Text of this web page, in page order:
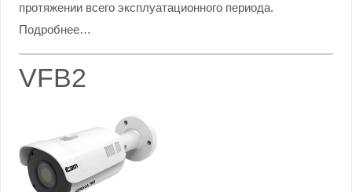
протяжении всего эксплуатационного периода.
Подробнее…
VFB2